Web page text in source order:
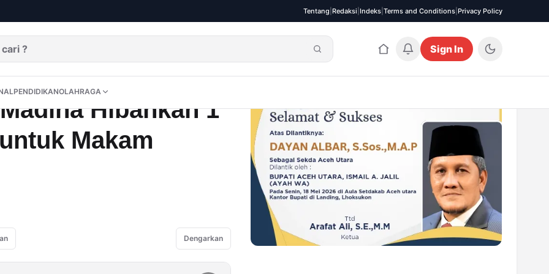
Tentang Redaksi Indeks Terms and Conditions Privacy Policy
OPININUSANTARAINTERNASIONALPENDIDIKANOLAHRAGA
Sign In
PENDIDIKANOLAHRAGA
Tanah untuk Makam Warga
Hibahkan 1
Makam
Dengarkan